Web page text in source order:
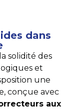
dans
solidité des
et
une
conçue avec
aux